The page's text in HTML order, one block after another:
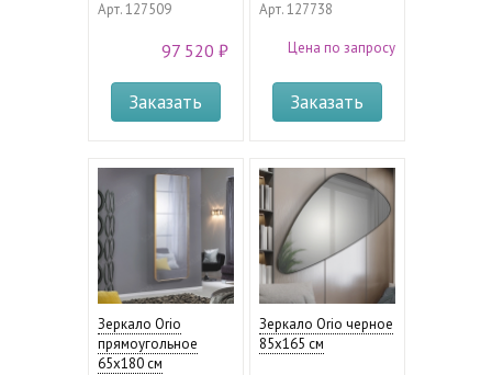
Арт.127509
97 520 ₽
Заказать
Арт.127738
Цена по запросу
Заказать
Зеркало Orio
прямоугольное
65х180 см
Зеркало Orio черное
85х165 см